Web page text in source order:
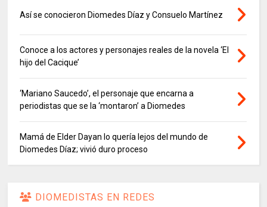
Así se conocieron Diomedes Díaz y Consuelo Martínez
Conoce a los actores y personajes reales de la novela ‘El
hijo del Cacique’
‘Mariano Saucedo’, el personaje que encarna a
periodistas que se la ‘montaron’ a Diomedes
Mamá de Elder Dayan lo quería lejos del mundo de
Diomedes Díaz; vivió duro proceso
DIOMEDISTAS EN REDES